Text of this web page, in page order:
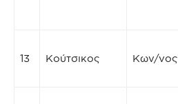
13 Κούτσικος Κων/νος